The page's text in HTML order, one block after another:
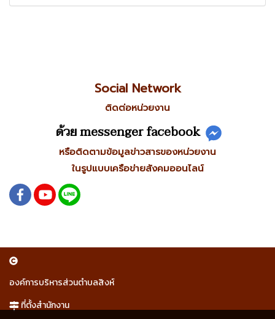
Social Network
ติดต่อหน่วยงาน
ด้วย messenger facebook
หรือติดตามข้อมูลข่าวสารของหน่วยงาน
ในรูปแบบเครือข่ายสังคมออนไลน์
องค์การบริหารส่วนตำบลสิงห์
ที่ตั้งสำนักงาน